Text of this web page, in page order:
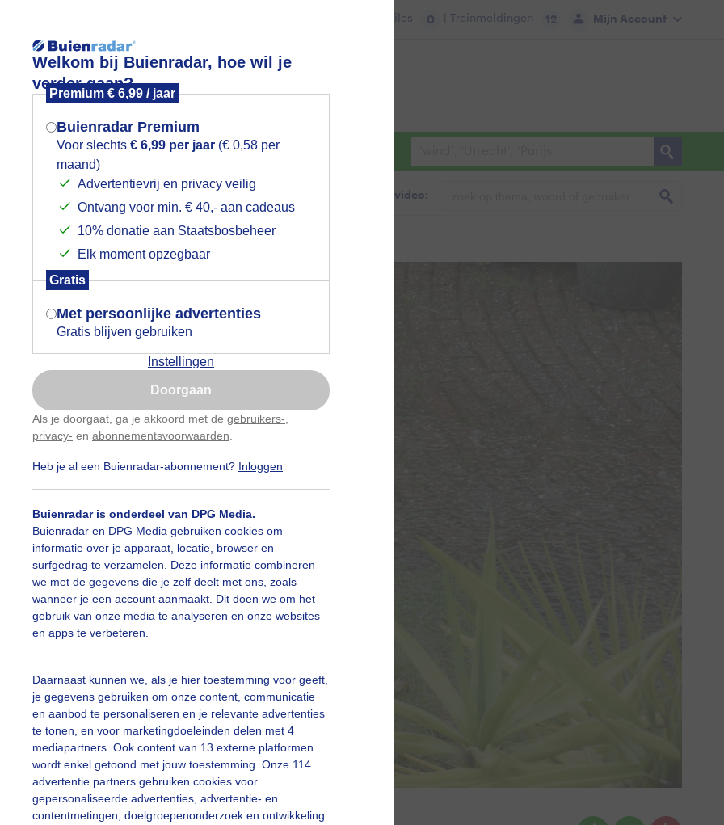
Welkom bij Buienradar, hoe wil je
verder gaan?
Premium € 6,99 / jaar
Buienradar Premium
Voor slechts € 6,99 per jaar (€ 0,58 per
maand)
Advertentievrij en privacy veilig
Ontvang voor min. € 40,- aan cadeaus
10% donatie aan Staatsbosbeheer
Elk moment opzegbaar
Gratis
Met persoonlijke advertenties
Gratis blijven gebruiken
Instellingen
Doorgaan
Als je doorgaat, ga je akkoord met de gebruikers-
privacy- en abonnementsvoorwaarden
Heb je al een Buienradar-abonnement? Inloggen
Buienradar is onderdeel van DPG Media.
Buienradar en DPG Media gebruiken cookies om
informatie over je apparaat, locatie, browser en
surfgedrag te verzamelen. Deze informatie combineren
we met de gegevens die je zelf deelt met ons, zoals
wanneer je een account aanmaakt. Dit doen we om het
gebruik van onze media te analyseren en onze websites
en apps te verbeteren.
Daarnaast kunnen we, als je hier toestemming voor geeft,
je gegevens gebruiken om onze content, communicatie
en aanbod te personaliseren en je relevante advertenties
te tonen, en voor marketingdoeleinden delen met 4
mediapartners. Ook content van 13 externe platformen
wordt enkel getoond met jouw toestemming. Onze 114
advertentie partners gebruiken cookies voor
gepersonaliseerde advertenties, advertentie- en
contentmetingen, doelgroepenonderzoek en ontwikkeling
Mijn Account
Files 0 | Treinmeldingen 12
Foto en video Weerzine
Zoeken in foto & video:
is heel veel water gevallen.
Mogen we je locatie gebruiken voor
het weer?
Indien je hier nog geen akkoord op hebt
gegeven, verschijnt er zo een pop-up uit
je browser waarin deze toestemming
gevraagd wordt.
Is goed, toon de popup
Nu niet, misschien later
Gebruik je Safari en wil je niet elke dag deze pop-up
Klikhierom dit aan te passen